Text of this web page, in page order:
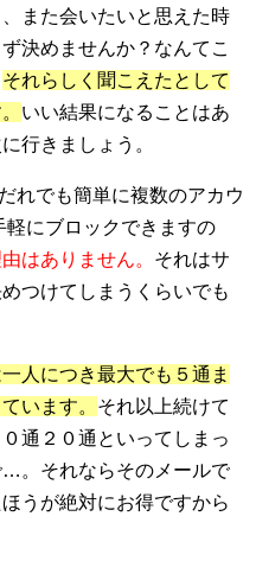
また会いたいと思えた時
決めませんか？なんてこ
それらしく聞こえたとして
いい結果になることはあ
行きましょう。
れでも簡単に複数のアカウ
にブロックできますの
はありません。 それはサ
つけてしまうくらいでも
人につき最大でも５通ま
います。 それ以上続けて
通２０通といってしまっ
。それならそのメールで
うが絶対にお得ですから